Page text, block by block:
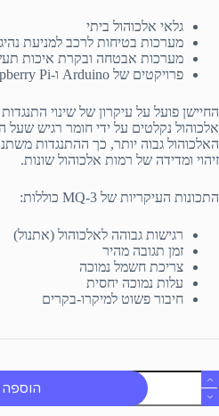
גלאי אלכוהול ביתי
מערכות בטיחות לרכב למניעת
מערכות אבטחה ובקרת איכות
פרויקטים של Arduino ו-Raspberry Pi
החיישן פועל על עיקרון של שינוי
אלכוהול נקלטים על ידי חומר רגיש
האלכוהול גבוה יותר, כך ההתנגדות
זיהוי ומדידה של רמות אלכוהול שונות.
התכונות העיקריות של MQ-3 כוללות:
רגישות גבוהה לאלכוהול (אתנול)
זמן תגובה מהיר
צריכת חשמל נמוכה
עלות נמוכה יחסית
חיבור פשוט למיקרו-בקרים
כמות
של
MQ-